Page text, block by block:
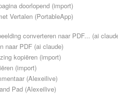
doorlopend (import)
Vertalen (PortableApp)
converteren naar PDF... (ai
naar PDF (ai claude)
kopiëren (import)
(import)
(Alexeilive)
Pad (Alexeilive)